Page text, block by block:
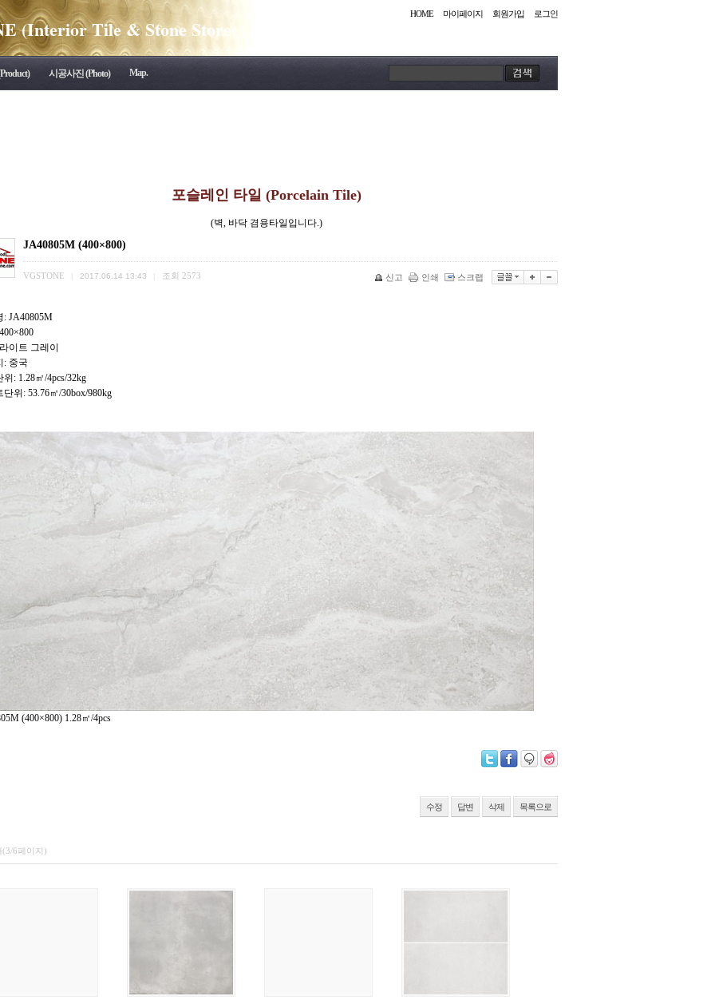
(Interior Tile & Stone Store)
HOME 마이페이지 회원가입 로그인
시공사진 (Photo) Map.
포슬레인 타일 (Porcelain Tile)
(벽, 바닥 겸용타일입니다.)
JA40805M (400×800)
VGSTONE 2017.06.14 13:43 조회 2573 신고 인쇄 스크랩
: JA40805M
이트 그레이
: 중국
위: 1.28㎡/4pcs/32kg
단위: 53.76㎡/30box/980kg
(400×800) 1.28㎡/4pcs
수정 답변 삭제 목록으로
(3/6페이지)